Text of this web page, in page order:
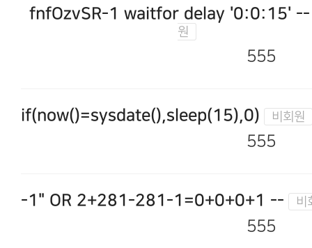
fnfOzvSR-1 waitfor delay '0:0:15' --
555
if(now()=sysdate(),sleep(15),0)
555
-1" OR 2+281-281-1=0+0+0+1 --
555